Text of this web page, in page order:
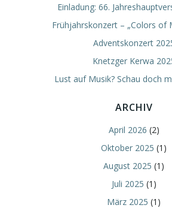
Einladung: 66.
Frühjahrskonzert – „Colors of
Adventskonzert
Knetzger Kerwa
Lust auf Musik? Schau doch
ARCHIV
April 2026 (2)
Oktober 2025 (1)
August 2025 (1)
Juli 2025 (1)
März 2025 (1)